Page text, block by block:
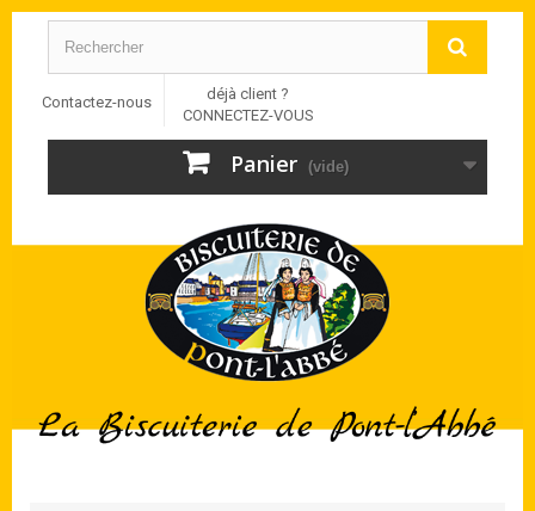
Contactez-nous
déjà client ?
CONNECTEZ-VOUS
Panier (vide)